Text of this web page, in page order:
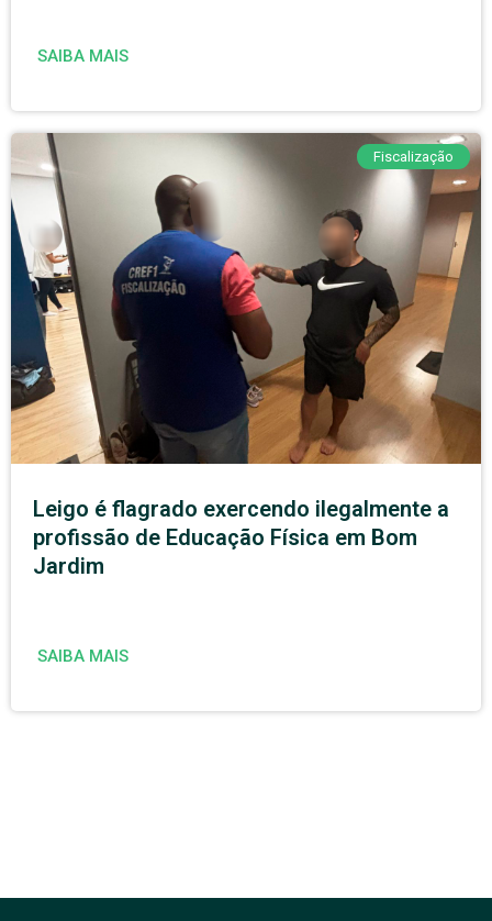
SAIBA MAIS
Fiscalização
Leigo é flagrado exercendo ilegalmente a
profissão de Educação Física em Bom
Jardim
SAIBA MAIS